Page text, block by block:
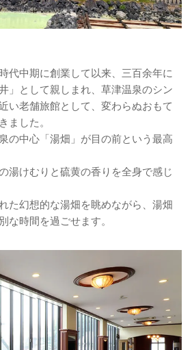
代中期に創業して以来、三百余年に
」として親しまれ、草津温泉のシン
い老舗旅館として、変わらぬおもて
ました。
の中心「湯畑」が目の前という最高
湯けむりと硫黄の香りを全身で感じ
た幻想的な湯畑を眺めながら、湯畑
な時間を過ごせます。